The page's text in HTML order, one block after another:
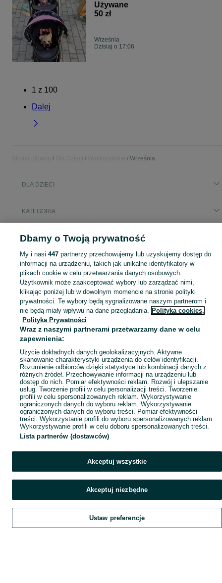
Używane
50 zł
Września
Dzisiaj o 17:06
1 z 100
Dalej
Września
DLA DZIECI
KATEGORIA
Popularne wyszukiwania
Zakupy dla Twojej pociechy mogą być dziecinnie proste! Znajdź to, czego potrzebujesz w kategorii Dla Dzieci na OLX - Września i okolice!
Mapa kategorii
Mapa miejscowości
Mapa ministron
Popularne wyszukiwania
Szukaj Obserwujesz Dodaj Czat Konto
Dbamy o Twoją prywatność
My i nasi 447partnerzy przechowujemy lub uzyskujemy dostęp do
informacji na urządzeniu, takich jak unikalne identyfikatory w
plikach cookie w celu przetwarzania danych osobowych.
Użytkownik może zaakceptować wybory lub zarządzać nimi,
klikając poniżej lub w dowolnym momencie na stronie polityki
prywatności. Te wybory będą sygnalizowane naszym partnerom i
nie będą miały wpływu na dane przeglądania. Polityka cookies,
Polityka Prywatności
Wraz z naszymi partnerami przetwarzamy dane w celu
zapewnienia:
Użycie dokładnych danych geolokalizacyjnych. Aktywne
skanowanie charakterystyki urządzenia do celów identyfikacji.
Rozumienie odbiorców dzięki statystyce lub kombinacji danych z
różnych źródeł. Przechowywanie informacji na urządzeniu lub
dostęp do nich. Pomiar efektywności reklam. Rozwój i ulepszanie
usług. Tworzenie profili w celu personalizacji treści. Tworzenie
profili w celu spersonalizowanych reklam. Wykorzystywanie
ograniczonych danych do wyboru reklam. Wykorzystywanie
ograniczonych danych do wyboru treści. Pomiar efektywności
treści. Wykorzystanie profili do wyboru spersonalizowanych reklam.
Wykorzystywanie profili w celu doboru spersonalizowanych treści.
Lista partnerów (dostawców)
Akceptuj wszystkie
Akceptuj niezbędne
Ustaw preferencje